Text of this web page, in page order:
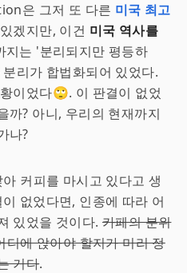
은 그저 또 다른 미국 최고
겠지만, 이건 미국 역사를
는 '분리되지만 평등하
리가 합법화되어 있었다.
이었다🙄. 이 판결이 없었
까? 아니, 우리의 현재까지
나?
커피를 마시고 있다고 생
없었다면, 인종에 따라 어
있었을 것이다. 카페의 분위
디에 앉아야 할지가 미리 정
거다.